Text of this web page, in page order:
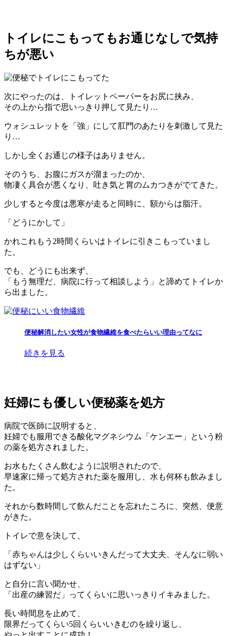
トイレにこもってもお通じなしで気持
ちが悪い
次にやったのは、トイレットペーパーをお尻に挟み、
その上から指で思いっきり押して見たり…
ウォシュレットを「強」にして肛門のあたりを刺激して見た
り…
しかし全くお通じの様子はありません。
そのうち、お腹にガスが溜まったのか、
物凄く具合が悪くなり、吐き気と胃のムカつきがでてきた。
少しすると今度は悪寒が走ると同時に、額からは脂汗。
「どうにかして」
かれこれもう2時間くらいはトイレに引きこもっていまし
た。
でも、どうにも出来ず、
「もう無理だ、病院に行って相談しよう」と諦めてトイレか
ら出ました。
便秘解消したい女性が食物繊維を食べたらいい理由ってなに
続きを見る
妊婦にも優しい便秘薬を処方
病院で医師に説明すると、
妊婦でも服用できる酸化マグネシウム「ケンエー」という粉
の薬を処方されました。
お水もたくさん飲むように説明されたので、
早速家に帰って処方された薬を服用し、水も何杯も飲みまし
た。
それから数時間して飲んだことを忘れたころに、突然、便意
がきた。
トイレで意を決して、
「赤ちゃんは少しくらいいきんだって大丈夫、そんなに弱い
はずない」
と自分に言い聞かせ、
「出産の練習だ」ってくらいに思いっきりイキみました。
長い時間息を止めて、
限界だってくらい5回くらいいきむのを繰り返し、